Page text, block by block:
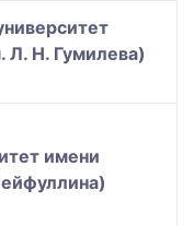
Н. Гумилева)
имени